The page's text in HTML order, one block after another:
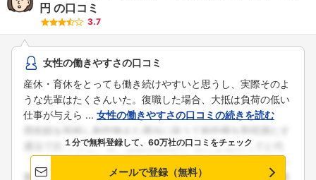
円 の口コミ
3.7
女性の働きやすさの口コミ
産休・育休をとっても働き続けやすいと思うし、実際そのよ
うな先輩はたくさんいた。復職した場合、大抵は負荷の低い
仕事が与えら ... 女性の働きやすさの口コミの続きを読む
１分で無料登録して、60万社の口コミをチェック
メールで登録（無料）